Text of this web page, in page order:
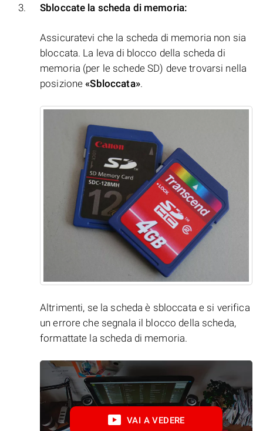
Sbloccate la scheda di memoria:
Assicuratevi che la scheda di memoria non sia
bloccata. La leva di blocco della scheda di
memoria (per le schede SD) deve trovarsi nella
posizione«Sbloccata».
Altrimenti, se la scheda è sbloccata e si verifica
un errore che segnala il blocco della scheda,
formattate la scheda di memoria.
VAI A VEDERE